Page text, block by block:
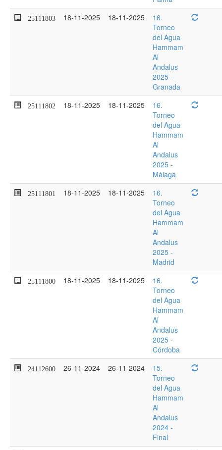
25111803 18-11-2025 18-11-2025
16.
Torneo
del Agua
Hammam
Al
Andalus
2025 -
Granada
25111802 18-11-2025 18-11-2025
16.
Torneo
del Agua
Hammam
Al
Andalus
2025 -
Málaga
25111801 18-11-2025 18-11-2025
16.
Torneo
del Agua
Hammam
Al
Andalus
2025 -
Madrid
25111800 18-11-2025 18-11-2025
16.
Torneo
del Agua
Hammam
Al
Andalus
2025 -
Córdoba
24112600 26-11-2024 26-11-2024
15.
Torneo
del Agua
Hammam
Al
Andalus
2024 -
Final